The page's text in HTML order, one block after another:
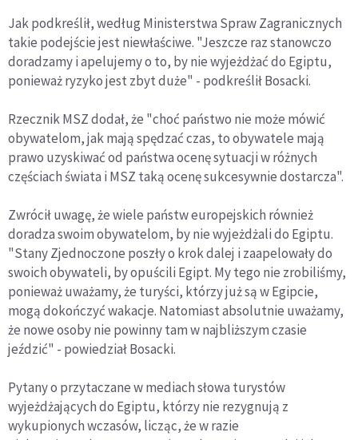
Jak podkreślił, według Ministerstwa Spraw Zagranicznych
takie podejście jest niewłaściwe. "Jeszcze raz stanowczo
doradzamy i apelujemy o to, by nie wyjeżdżać do Egiptu,
ponieważ ryzyko jest zbyt duże" - podkreślił Bosacki.
Rzecznik MSZ dodał, że "choć państwo nie może mówić
obywatelom, jak mają spędzać czas, to obywatele mają
prawo uzyskiwać od państwa ocenę sytuacji w różnych
częściach świata i MSZ taką ocenę sukcesywnie dostarcza".
Zwrócił uwagę, że wiele państw europejskich również
doradza swoim obywatelom, by nie wyjeżdżali do Egiptu.
"Stany Zjednoczone poszły o krok dalej i zaapelowały do
swoich obywateli, by opuścili Egipt. My tego nie zrobiliśmy,
ponieważ uważamy, że turyści, którzy już są w Egipcie,
mogą dokończyć wakacje. Natomiast absolutnie uważamy,
że nowe osoby nie powinny tam w najbliższym czasie
jeździć" - powiedział Bosacki.
Pytany o przytaczane w mediach słowa turystów
wyjeżdżających do Egiptu, którzy nie rezygnują z
wykupionych wczasów, licząc, że w razie